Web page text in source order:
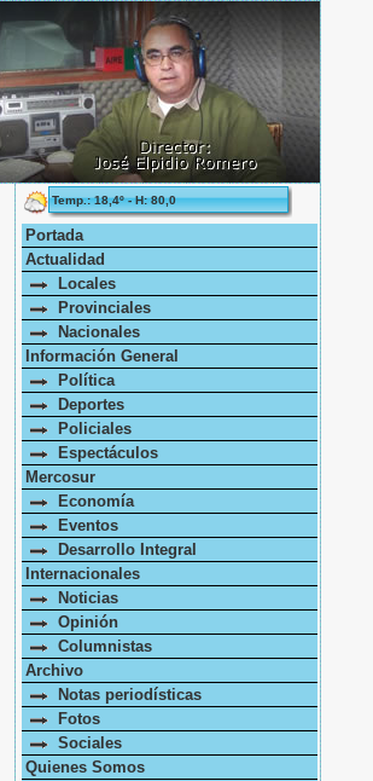
Temp.: 18,4º - H: 80,0
Portada
Actualidad
Locales
Provinciales
Nacionales
Información General
Política
Deportes
Policiales
Espectáculos
Mercosur
Economía
Eventos
Desarrollo Integral
Internacionales
Noticias
Opinión
Columnistas
Archivo
Notas periodísticas
Fotos
Sociales
Quienes Somos